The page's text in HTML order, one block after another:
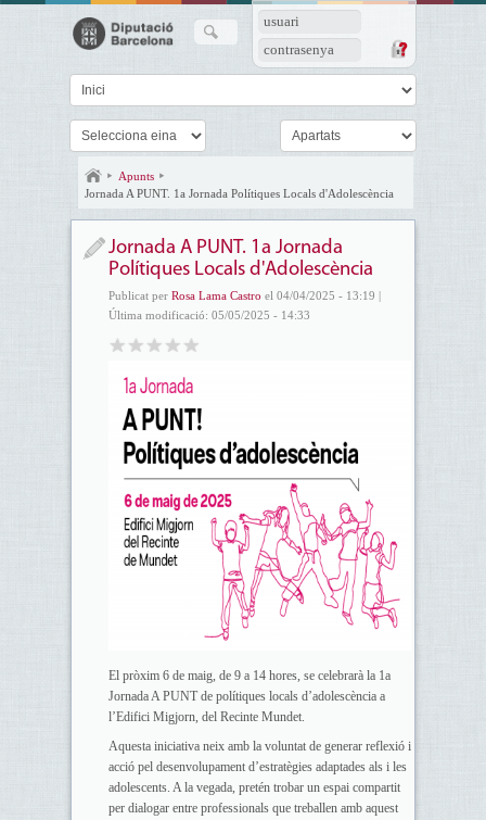
usuari
contrasenya
Apunts
Jornada A PUNT. 1a Jornada Polítiques Locals d'Adolescència
Jornada A PUNT. 1a Jornada
Polítiques Locals d'Adolescència
Publicat per Rosa Lama Castro el 04/04/2025 - 13:19 |
Última modificació: 05/05/2025 - 14:33
El pròxim 6 de maig, de 9 a 14 hores, se celebrarà la 1a
Jornada A PUNT de polítiques locals d’adolescència a
l’Edifici Migjorn, del Recinte Mundet.
Aquesta iniciativa neix amb la voluntat de generar reflexió i
acció pel desenvolupament d’estratègies adaptades als i les
adolescents. A la vegada, pretén trobar un espai compartit
per dialogar entre professionals que treballen amb aquest